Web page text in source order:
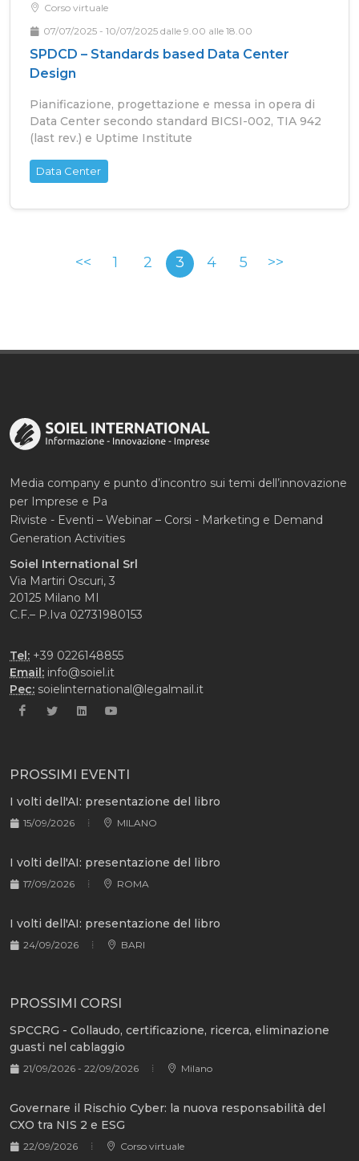
Corso virtuale
07/07/2025 - 10/07/2025 dalle 9.00 alle 18.00
SPDCD – Standards based Data Center
Design
Pianificazione, progettazione e messa in opera di
Data Center secondo standard BICSI-002, TIA 942
(last rev.) e Uptime Institute
Data Center
<< 1 2 3 4 5 >>
Media company e punto d’incontro sui temi dell’innovazione
per Imprese e Pa
Riviste - Eventi – Webinar – Corsi - Marketing e Demand
Generation Activities
Soiel International Srl
Via Martiri Oscuri, 3
20125 Milano MI
C.F.– P.Iva 02731980153
Tel: +39 0226148855
Email: info@soiel.it
Pec: soielinternational@legalmail.it
PROSSIMI EVENTI
I volti dell'AI: presentazione del libro
15/09/2026 MILANO
I volti dell'AI: presentazione del libro
17/09/2026 ROMA
I volti dell'AI: presentazione del libro
24/09/2026 BARI
PROSSIMI CORSI
SPCCRG - Collaudo, certificazione, ricerca, eliminazione
guasti nel cablaggio
21/09/2026 - 22/09/2026 Milano
Governare il Rischio Cyber: la nuova responsabilità del
CXO tra NIS 2 e ESG
22/09/2026 Corso virtuale